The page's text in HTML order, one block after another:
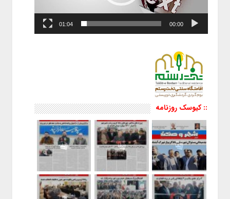
00:00
01:04
:: کیوسک روزنامه